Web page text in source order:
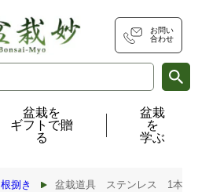
お問い
合わせ
盆栽を
ギフトで贈
る
盆栽
を
学ぶ
根捌き 盆栽道具 ステンレス 1本爪